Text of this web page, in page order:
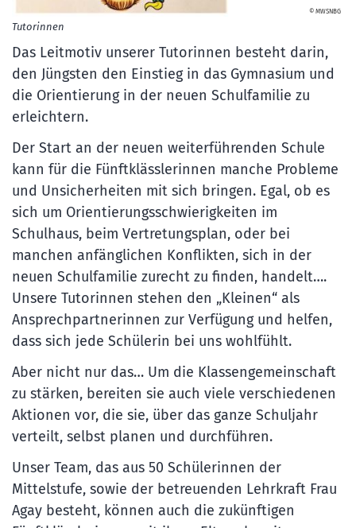
© MWSNBG
Tutorinnen
Das Leitmotiv unserer Tutorinnen besteht darin,
den Jüngsten den Einstieg in das Gymnasium und
die Orientierung in der neuen Schulfamilie zu
erleichtern.
Der Start an der neuen weiterführenden Schule
kann für die Fünftklässlerinnen manche Probleme
und Unsicherheiten mit sich bringen. Egal, ob es
sich um Orientierungsschwierigkeiten im
Schulhaus, beim Vertretungsplan, oder bei
manchen anfänglichen Konflikten, sich in der
neuen Schulfamilie zurecht zu finden, handelt….
Unsere Tutorinnen stehen den „Kleinen“ als
Ansprechpartnerinnen zur Verfügung und helfen,
dass sich jede Schülerin bei uns wohlfühlt.
Aber nicht nur das… Um die Klassengemeinschaft
zu stärken, bereiten sie auch viele verschiedenen
Aktionen vor, die sie, über das ganze Schuljahr
verteilt, selbst planen und durchführen.
Unser Team, das aus 50 Schülerinnen der
Mittelstufe, sowie der betreuenden Lehrkraft Frau
Agay besteht, können auch die zukünftigen